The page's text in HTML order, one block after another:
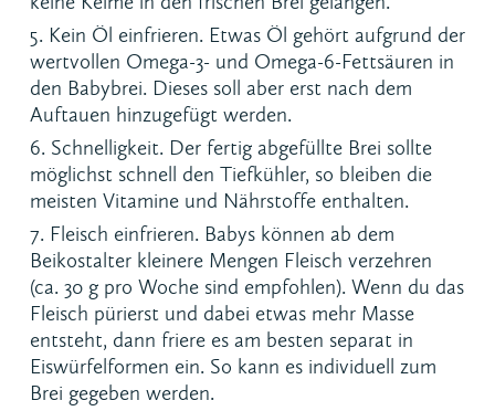
Kein Öl einfrieren. Etwas Öl gehört aufgrund der
wertvollen Omega-3- und Omega-6-Fettsäuren in
den Babybrei. Dieses soll aber erst nach dem
Auftauen hinzugefügt werden.
Schnelligkeit. Der fertig abgefüllte Brei sollte
möglichst schnell den Tiefkühler, so bleiben die
meisten Vitamine und Nährstoffe enthalten.
Fleisch einfrieren. Babys können ab dem
Beikostalter kleinere Mengen Fleisch verzehren
(ca. 30 g pro Woche sind empfohlen). Wenn du das
Fleisch pürierst und dabei etwas mehr Masse
entsteht, dann friere es am besten separat in
Eiswürfelformen ein. So kann es individuell zum
Brei gegeben werden.